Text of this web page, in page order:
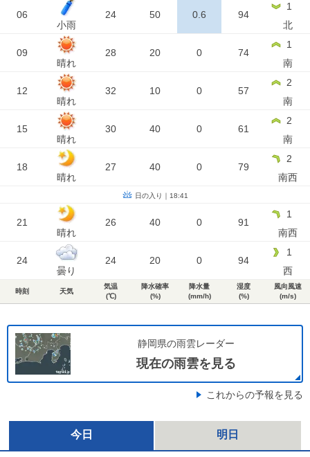
06
小雨
24 50 0.6 94
1
北
09
晴れ
28 20 0 74
1
南
12
晴れ
32 10 0 57
2
南
15
晴れ
30 40 0 61
2
南
18
晴れ
27 40 0 79
2
南西
日の入り｜18:41
21
晴れ
26 40 0 91
1
南西
24
曇り
24 20 0 94
1
西
時刻 天気
気温
(℃)
降水確率
(%)
降水量
(mm/h)
湿度
(%)
風向風速
(m/s)
静岡県の雨雲レーダー
現在の雨雲を見る
これからの予報を見る
今日 明日